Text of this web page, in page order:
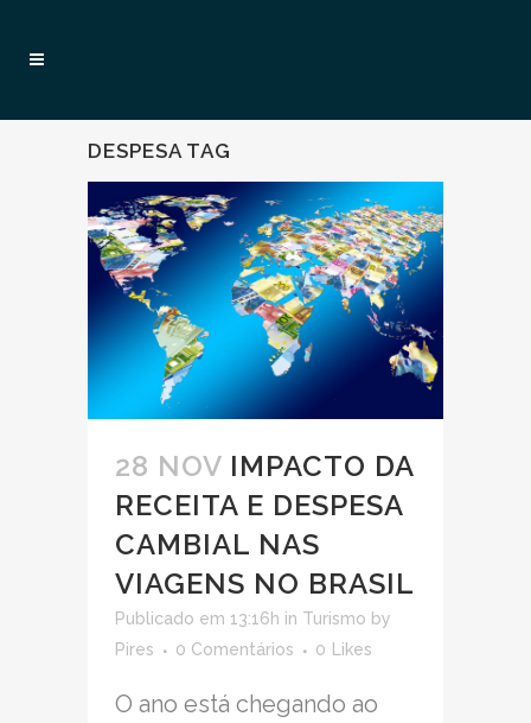
DESPESA TAG
28 NOV IMPACTO DA
RECEITA E DESPESA
CAMBIAL NAS
VIAGENS NO BRASIL
Publicado em 13:16h in Turismo by
Pires
0 Comentários 0 Likes
O ano está chegando ao